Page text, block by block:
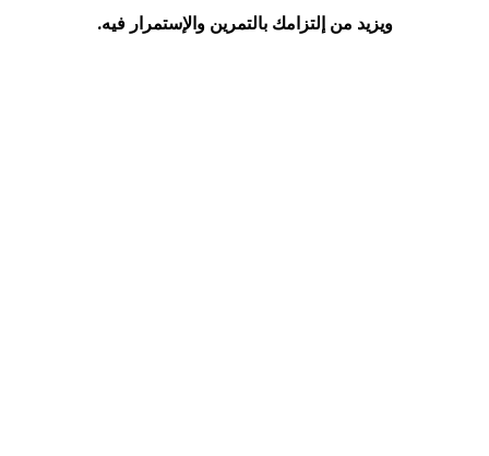
ويزيد من إلتزامك بالتمرين والإستمرار فيه.